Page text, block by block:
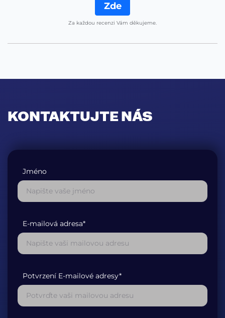
Zde
Za každou recenzi Vám děkujeme.
KONTAKTUJTE NÁS
Jméno
E-mailová adresa*
Potvrzení E-mailové adresy*